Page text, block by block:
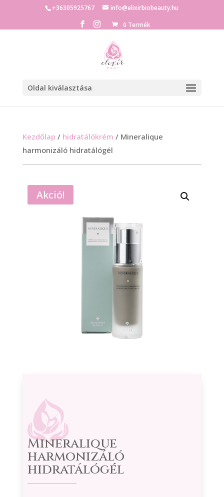
+36305925767
info@elixirbiobeauty.hu
0 Termék
Oldal kiválasztása
Kezdőlap / hidratálókrém / Mineralique
harmonizáló hidratálógél
Akció!
Mineralique
harmonizáló
hidratálógél